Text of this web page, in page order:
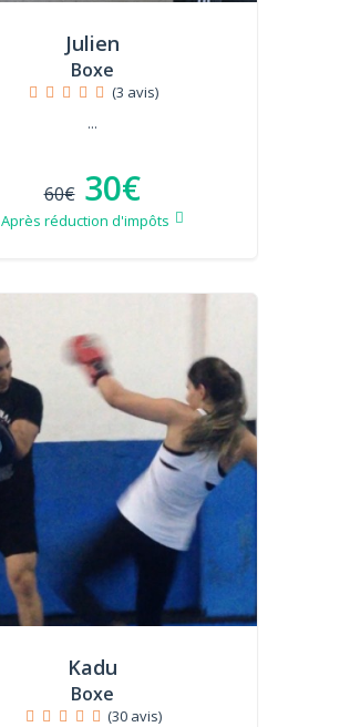
Julien
Boxe
(3 avis)
...
60€ 30€
Après réduction d'impôts
Kadu
Boxe
(30 avis)